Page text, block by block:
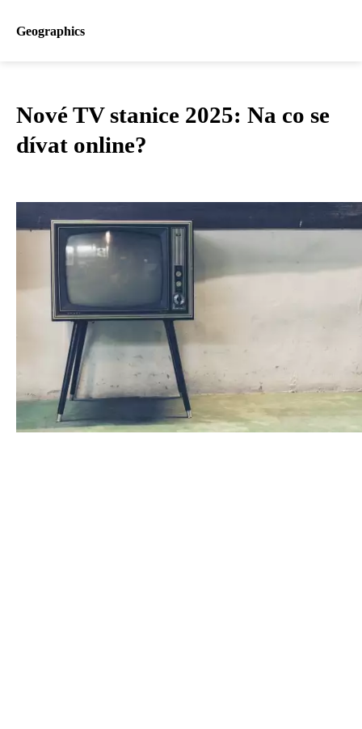
Geographics
Nové TV stanice 2025: Na co se
dívat online?